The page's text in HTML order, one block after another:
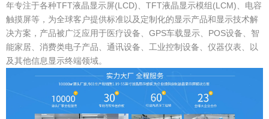
年专注于各种TFT液晶显示屏(LCD)、TFT液晶显示模组(LCM)、电容
触摸屏等，为全球客户提供标准以及定制化的显示产品和显示技术解
决方案，产品被广泛应用于医疗设备、GPS车载显示、POS设备、智
能家居、消费类电子产品、通讯设备、工业控制设备、仪器仪表、以
及其他信息显示终端领域。